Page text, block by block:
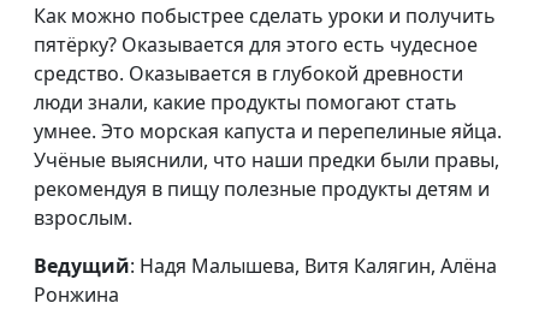
Калягин, Надя Малышева
Завтрак у дороги
Алексей Ронжин, Паша
Булатов, Надя Малышева
Три удовольствия
Алексей Ронжин, Самуил
Сергеев, Надя Малышева
#13
Бутерброды с
чесноком
Малышева, Витя Калягин
Как можно побыстрее сделать уроки и получить
пятёрку? Оказывается для этого есть чудесное
средство. Оказывается в глубокой древности
люди знали, какие продукты помогают стать
умнее. Это морская капуста и перепелиные яйца.
Учёные выяснили, что наши предки были правы,
рекомендуя в пищу полезные продукты детям и
взрослым.
Ведущий: Надя Малышева, Витя Калягин, Алёна
Ронжина